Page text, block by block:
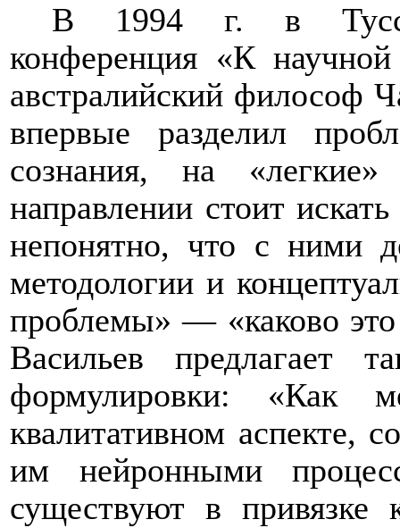
В 1994 г. в
конференция «К
австралийский философ
впервые разделил
сознания, на
направлении стоит
непонятно, что с ними
методологии и
проблемы» — «каково
Васильев предлагает
формулировки: «Как
квалитативном аспекте,
им нейронными
существуют в